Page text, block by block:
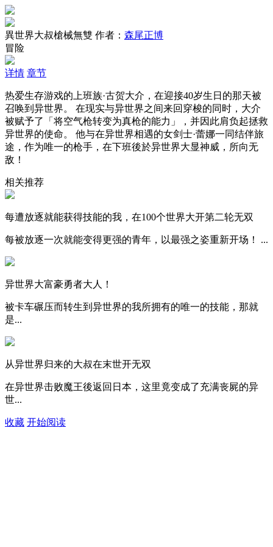
異世界大叔槍械無雙 作者： 森尾正博
冒险
详情 章节
热爱生存游戏的上班族·古贺大介，在迎接40岁生日的那天被
召唤到异世界。 在现实与异世界之间来回穿梭的同时，大介
被赋予了「将空气枪转变为真枪的能力」，并因此肩负起拯救
异世界的使命。 他与在异世界相遇的女剑士·蕾娜一同结伴旅
途，作为唯一的枪手，在下班後於异世界大显神威，所向无
敌！
相关推荐
每遭放逐就能获得技能的我，在100个世界大开第二轮无双
每被放逐一次就能变得更强的青年，以最强之姿重新开场！ ...
异世界大富豪勇者大人！
被卡车碾压而转生到异世界的我所拥有的唯一的技能，那就
是...
从异世界归来的大叔在末世开无双
在异世界击败魔王後返回日本，这里竟变成了充满丧屍的异
世...
收藏 开始阅读